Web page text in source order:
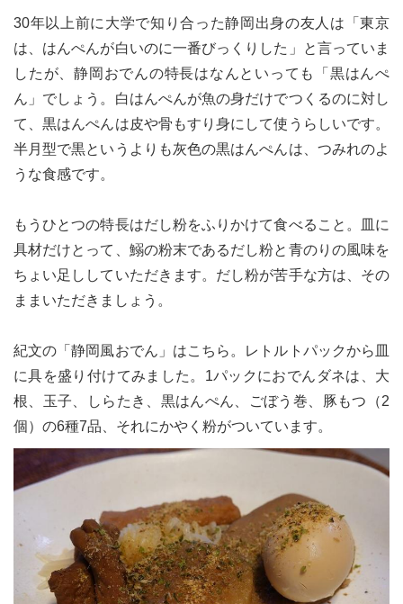
30年以上前に大学で知り合った静岡出身の友人は「東京
は、はんぺんが白いのに一番びっくりした」と言っていま
したが、静岡おでんの特長はなんといっても「黒はんぺ
ん」でしょう。白はんぺんが魚の身だけでつくるのに対し
て、黒はんぺんは皮や骨もすり身にして使うらしいです。
半月型で黒というよりも灰色の黒はんぺんは、つみれのよ
うな食感です。
もうひとつの特長はだし粉をふりかけて食べること。皿に
具材だけとって、鰯の粉末であるだし粉と青のりの風味を
ちょい足ししていただきます。だし粉が苦手な方は、その
ままいただきましょう。
紀文の「静岡風おでん」はこちら。レトルトパックから皿
に具を盛り付けてみました。1パックにおでんダネは、大
根、玉子、しらたき、黒はんぺん、ごぼう巻、豚もつ（2
個）の6種7品、それにかやく粉がついています。